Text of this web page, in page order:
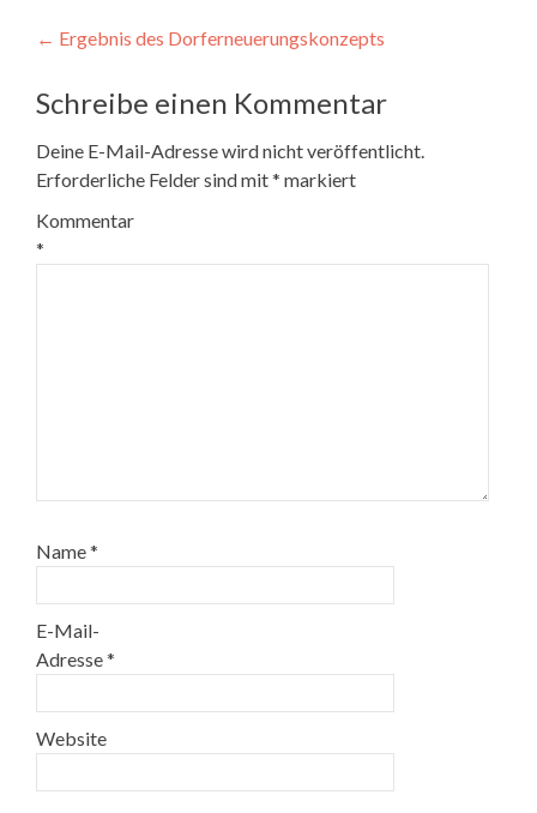
Beitragsnavigation
← Ergebnis des Dorferneuerungskonzepts
Schreibe einen Kommentar
Deine E-Mail-Adresse wird nicht veröffentlicht.
Erforderliche Felder sind mit* markiert
Kommentar
*
Name*
E-Mail-
Adresse*
Website